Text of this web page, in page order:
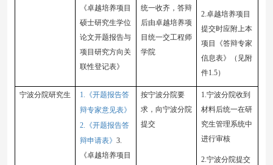
《卓越培养项目
硕士研究生学位
论文开题报告与
项目研究方向关
联性登记表》
统一收齐 ， 答辩
后由卓越培养项
目统一交工程师
学院
2.卓越培养项目
提交时应附上本
项目
《答辩专家
信息表》（见附
件1.5）
宁波分院研究生
1.《开题报告答
辩专家意见表》
2.《开题报告答
辩申请表》 3.
《卓越培养项目
按宁波分院要
求 ， 向宁波分院
提交
1.宁波分院收到
材料后统一在研
究生管理系统中
进行审核
2.宁波分院提交